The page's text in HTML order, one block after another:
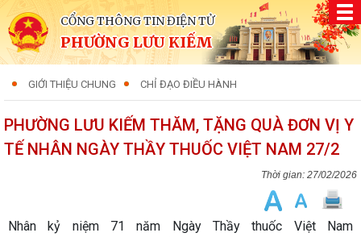
CỔNG THÔNG TIN ĐIỆN TỬ
PHƯỜNG LƯU KIẾM
GIỚI THIỆU CHUNG CHỈ ĐẠO ĐIỀU HÀNH
PHƯỜNG LƯU KIẾM THĂM, TẶNG QUÀ ĐƠN VỊ Y
TẾ NHÂN NGÀY THẦY THUỐC VIỆT NAM 27/2
27/02/2026
Nhân kỷ niệm 71 năm Ngày Thầy thuốc Việt Nam